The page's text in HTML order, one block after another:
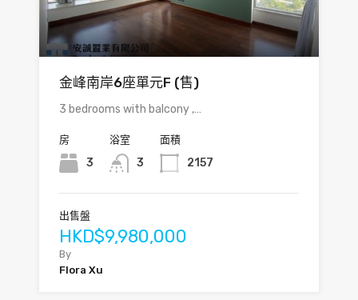
金峰南岸6座單元F (售)
3 bedrooms with balcony ,…
房
3
浴室
3
面積
2157
出售盤
HKD$9,980,000
By
Flora Xu